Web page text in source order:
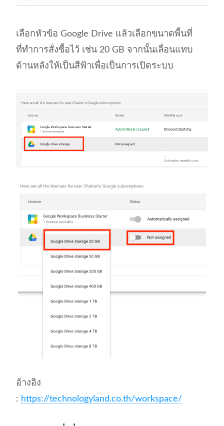
เลือกหัวข้อ Google Drive แล้วเลือกขนาดพื้นที่
ที่ทำการสั่งซื้อไว้ เช่น 20 GB จากนั้นเลื่อนแทบ
ด้านหลังให้เป็นสีฟ้าเพื่อเป็นการเปิดระบบ
อ้างอิง
: https://technologyland.co.th/workspace/